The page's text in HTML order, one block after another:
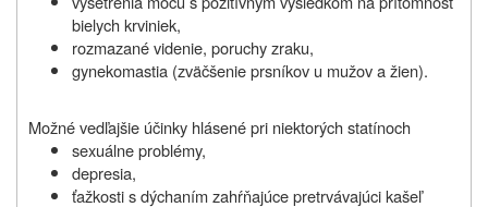
bielych krviniek,
rozmazané videnie, poruchy zraku,
gynekomastia (zväčšenie prsníkov u mužov a žien).
Možné vedľajšie účinky hlásené pri niektorých statínoch
sexuálne problémy,
depresia,
ťažkosti s dýchaním zahŕňajúce pretrvávajúci kašeľ